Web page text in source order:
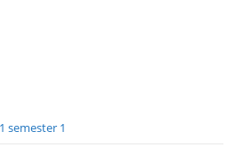
semester 1